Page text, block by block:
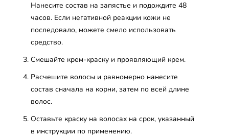
Нанесите состав на запястье и подождите 48
часов. Если негативной реакции кожи не
последовало, можете смело использовать
средство.
Смешайте крем-краску и проявляющий крем.
Расчешите волосы и равномерно нанесите
состав сначала на корни, затем по всей длине
волос.
Оставьте краску на волосах на срок, указанный
в инструкции по применению.